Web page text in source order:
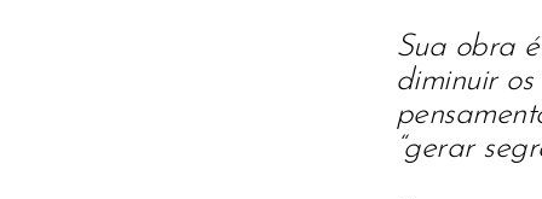
Sua obra
diminuir
“gerar